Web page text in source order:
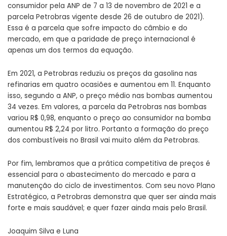
consumidor pela ANP de 7 a 13 de novembro de 2021 e a
parcela Petrobras vigente desde 26 de outubro de 2021).
Essa é a parcela que sofre impacto do câmbio e do
mercado, em que a paridade de preço internacional é
apenas um dos termos da equação.
Em 2021, a Petrobras reduziu os preços da gasolina nas
refinarias em quatro ocasiões e aumentou em 11. Enquanto
isso, segundo a ANP, o preço médio nas bombas aumentou
34 vezes. Em valores, a parcela da Petrobras nas bombas
variou R$ 0,98, enquanto o preço ao consumidor na bomba
aumentou R$ 2,24 por litro. Portanto a formação do preço
dos combustíveis no Brasil vai muito além da Petrobras.
Por fim, lembramos que a prática competitiva de preços é
essencial para o abastecimento do mercado e para a
manutenção do ciclo de investimentos. Com seu novo Plano
Estratégico, a Petrobras demonstra que quer ser ainda mais
forte e mais saudável; e quer fazer ainda mais pelo Brasil.
Joaquim Silva e Luna